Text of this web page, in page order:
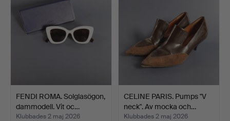
FENDI ROMA. Solglasögon,
dammodell. Vit oc…
Klubbades 2 maj 2026
CELINE PARIS. Pumps "V
neck". Av mocka och…
Klubbades 2 maj 2026